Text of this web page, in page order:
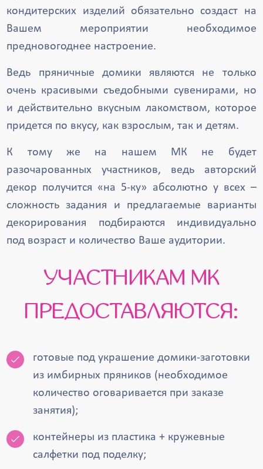
кондитерских изделий обязательно создаст на
Вашем мероприятии необходимое
предновогоднее настроение.
Ведь пряничные домики являются не только
очень красивыми съедобными сувенирами, но
и действительно вкусным лакомством, которое
придется по вкусу, как взрослым, так и детям.
К тому же на нашем МК не будет
разочарованных участников, ведь авторский
декор получится «на 5-ку» абсолютно у всех –
сложность задания и предлагаемые варианты
декорирования подбираются индивидуально
под возраст и количество Ваше аудитории.
УЧАСТНИКАМ МК
ПРЕДОСТАВЛЯЮТСЯ:
готовые под украшение домики-заготовки
из имбирных пряников (необходимое
количество оговаривается при заказе
занятия);
контейнеры из пластика + кружевные
салфетки под поделку;